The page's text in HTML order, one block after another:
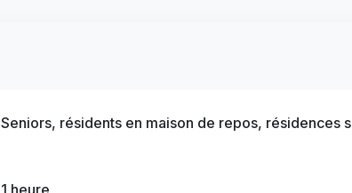
Seniors, résidents en maison de repos, résidences
1 heure